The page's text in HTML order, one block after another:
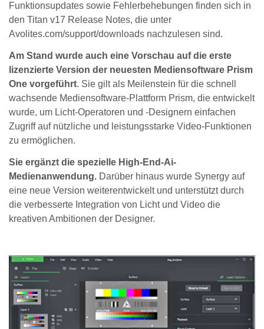
Funktionsupdates sowie Fehlerbehebungen finden sich in
den Titan v17 Release Notes, die unter
Avolites.com/support/downloads nachzulesen sind.
Am Stand wurde auch eine Vorschau auf die erste
lizenzierte Version der neuesten Mediensoftware Prism
One vorgeführt. Sie gilt als Meilenstein für die schnell
wachsende Mediensoftware-Plattform Prism, die entwickelt
wurde, um Licht-Operatoren und -Designern einfachen
Zugriff auf nützliche und leistungsstarke Video-Funktionen
zu ermöglichen.
Sie ergänzt die spezielle High-End-Ai-
Medienanwendung. Darüber hinaus wurde Synergy auf
eine neue Version weiterentwickelt und unterstützt durch
die verbesserte Integration von Licht und Video die
kreativen Ambitionen der Designer.